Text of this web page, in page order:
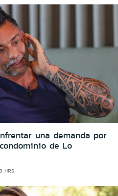
una demanda por
de Lo
HRS